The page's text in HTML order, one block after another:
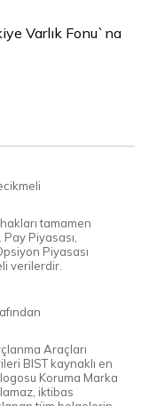
Varlık Fonu`na
tamamen
Piyasası,
Piyasası
verilerdir.
Araçları
BIST kaynaklı en
Koruma Marka
iktibas